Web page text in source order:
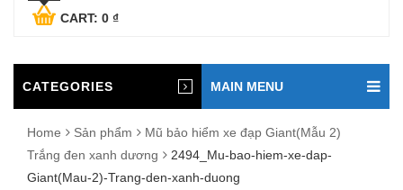
CART: 0 ₫
CATEGORIES MAIN MENU
Home Sản phẩm
Mũ bảo hiểm xe đạp Giant(Mẫu 2)
Trắng đen xanh dương
2494_Mu-bao-hiem-xe-dap-
Giant(Mau-2)-Trang-den-xanh-duong